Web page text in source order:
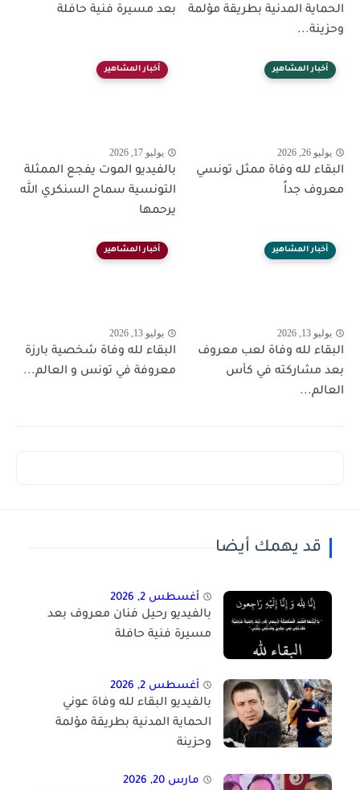
الحماية المدنية بطريقة مؤلمة
وحزينة...
بعد مسيرة فنية حافلة
أخبار المشاهير
يوليو 26, 2026
البقاء لله وفاة ممثل تونسي
معروف جداً
أخبار المشاهير
يوليو 17, 2026
بالفيديو الموت يفجع الممثلة
التونسية سماح السنكري الله
يرحمها
أخبار المشاهير
يوليو 13, 2026
البقاء لله وفاة لعب معروف
بعد مشاركته في كأس
العالم...
أخبار المشاهير
يوليو 13, 2026
البقاء لله وفاة شخصية بارزة
معروفة في تونس و العالم...
قد يهمك أيضا
أغسطس 2, 2026
بالفيديو رحيل فنان معروف بعد
مسيرة فنية حافلة
أغسطس 2, 2026
بالفيديو البقاء لله وفاة عوني
الحماية المدنية بطريقة مؤلمة
وحزينة
مارس 20, 2026